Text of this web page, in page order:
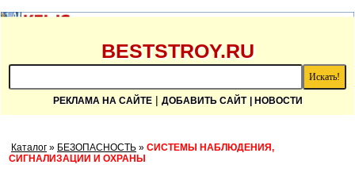
BESTSTROY.RU
РЕКЛАМА НА САЙТЕ| ДОБАВИТЬ САЙТ | НОВОСТИ
Каталог » БЕЗОПАСНОСТЬ » СИСТЕМЫ НАБЛЮДЕНИЯ,
СИГНАЛИЗАЦИИ И ОХРАНЫ